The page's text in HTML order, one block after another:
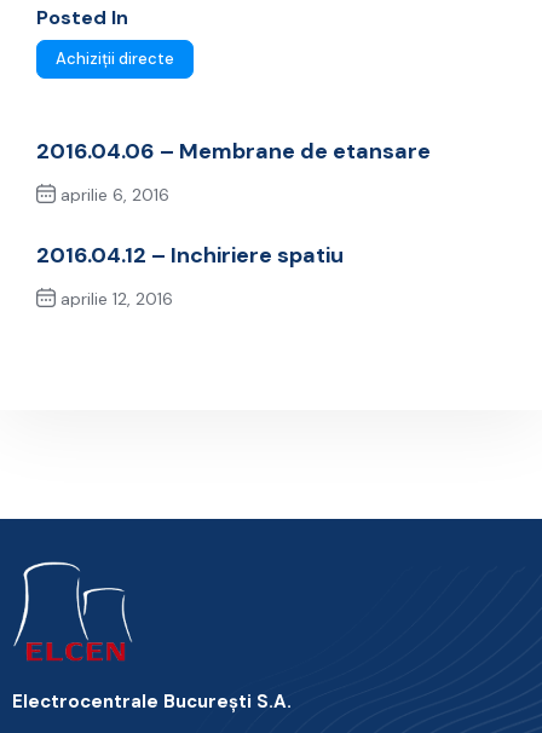
Posted In
Achiziții directe
2016.04.06 – Membrane de etansare
aprilie 6, 2016
2016.04.12 – Inchiriere spatiu
aprilie 12, 2016
Electrocentrale Bucureşti S.A.